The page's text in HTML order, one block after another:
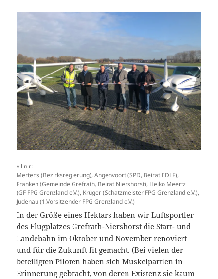
v l n r:
Mertens (Bezirksregierung), Angenvoort (SPD, Beirat EDLF),
Franken (Gemeinde Grefrath, Beirat Niershorst), Heiko Meertz
(GF FPG Grenzland e.V.), Krüger (Schatzmeister FPG Grenzland e.V.),
Judenau (1.Vorsitzender FPG Grenzland e.V.)
In der Größe eines Hektars haben wir Luftsportler
des Flugplatzes Grefrath-Niershorst die Start- und
Landebahn im Oktober und November renoviert
und für die Zukunft fit gemacht. (Bei vielen der
beteiligten Piloten haben sich Muskelpartien in
Erinnerung gebracht, von deren Existenz sie kaum